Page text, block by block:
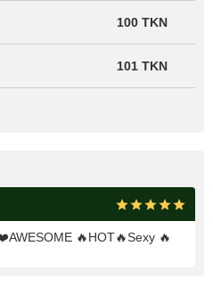
100 TKN
101 TKN
🔥HOT🔥Sexy 🔥